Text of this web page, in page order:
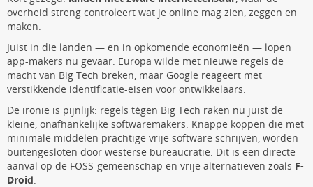
overheid streng controleert wat je online mag zien, zeggen en
maken.
Juist in die landen — en in opkomende economieën — lopen
app-makers nu gevaar. Europa wilde met nieuwe regels de
macht van Big Tech breken, maar Google reageert met
verstikkende identificatie-eisen voor ontwikkelaars.
De ironie is pijnlijk: regels tégen Big Tech raken nu juist de
kleine, onafhankelijke softwaremakers. Knappe koppen die met
minimale middelen prachtige vrije software schrijven, worden
buitengesloten door westerse bureaucratie. Dit is een directe
aanval op de FOSS-gemeenschap en vrije alternatieven zoals F-
Droid.